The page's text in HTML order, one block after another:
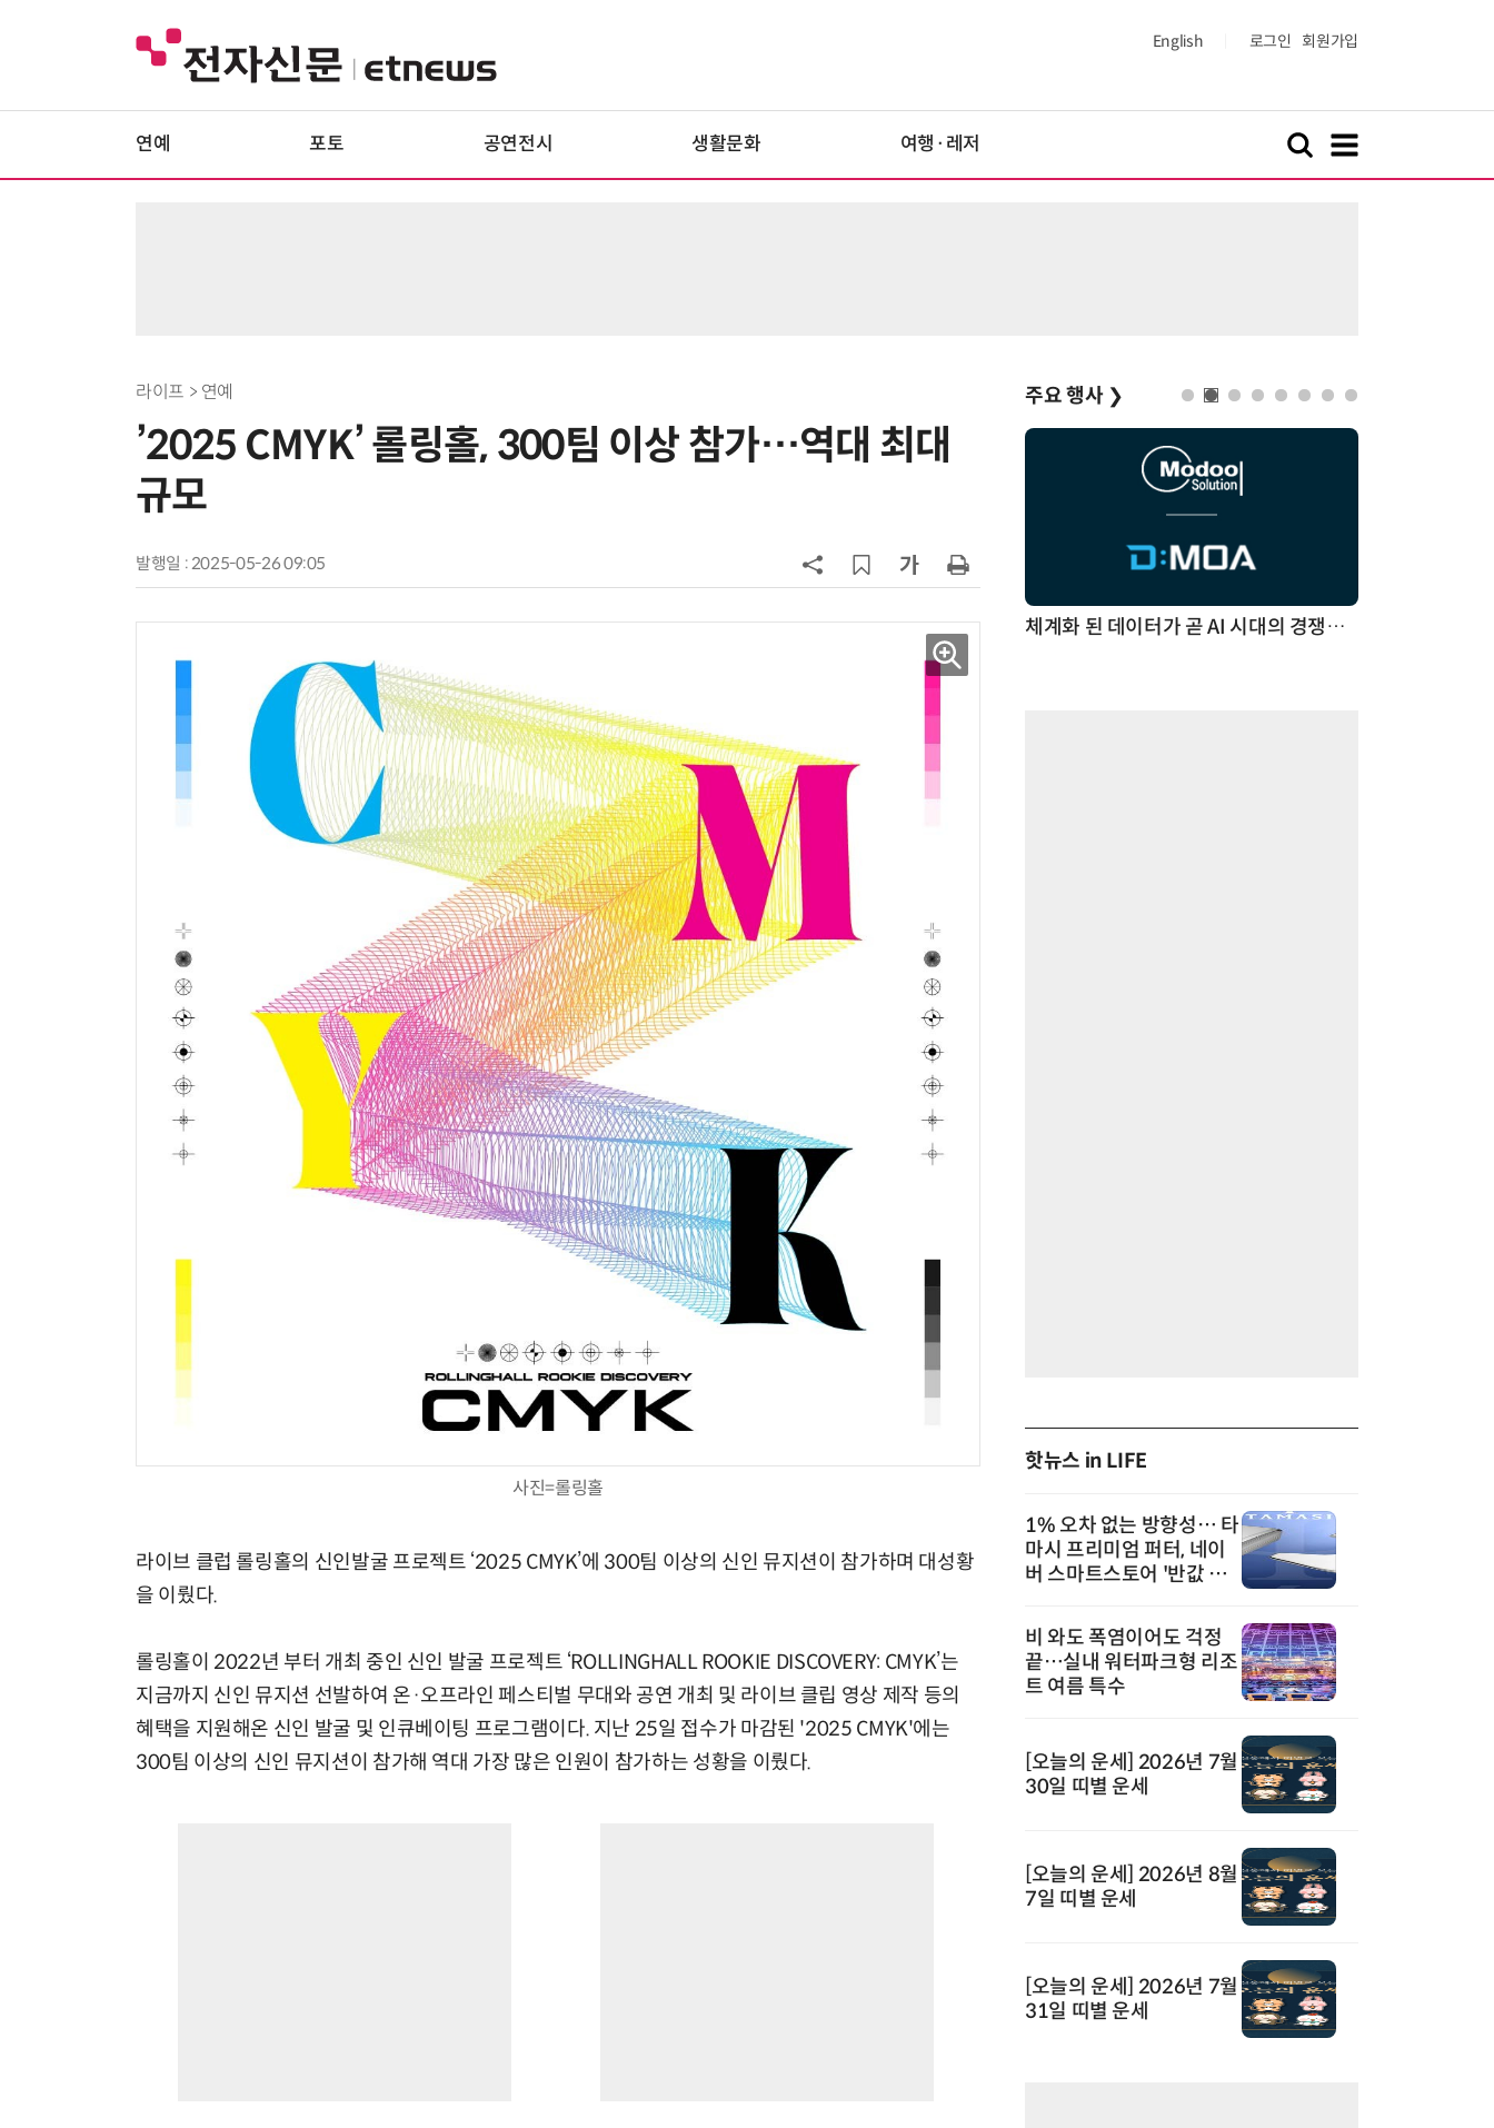
English 로그인 회원가입
연예 포토 공연전시 생활문화 여행·레저
라이프 > 연예
’2025 CMYK’ 롤링홀, 300팀 이상 참가…역대 최대
규모
발행일 : 2025-05-26 09:05
사진=롤링홀
라이브 클럽 롤링홀의 신인발굴 프로젝트 ‘2025 CMYK’에 300팀 이상의 신인 뮤지션이 참가하며 대성황
을 이뤘다.
롤링홀이 2022년 부터 개최 중인 신인 발굴 프로젝트 ‘ROLLINGHALL ROOKIE DISCOVERY: CMYK’는
지금까지 신인 뮤지션 선발하여 온·오프라인 페스티벌 무대와 공연 개최 및 라이브 클립 영상 제작 등의
혜택을 지원해온 신인 발굴 및 인큐베이팅 프로그램이다. 지난 25일 접수가 마감된 '2025 CMYK'에는
300팀 이상의 신인 뮤지션이 참가해 역대 가장 많은 인원이 참가하는 성황을 이뤘다.
주요 행사 ❯
AI Native Enterprise를 지원하는 AI Ready Data 플랫폼 활용 전략 AI 시대의 옵저버빌리티: GPU·LLM 모니터링부터 AI 기반 장애 대응까지 체계화 된 데이터가 곧 AI 시대의 경쟁력이다
핫뉴스 in LIFE
1% 오차 없는 방향성… 타
마시 프리미엄 퍼터, 네이
버 스마트스토어 '반값 할
비 와도 폭염이어도 걱정
끝…실내 워터파크형 리조
트 여름 특수
[오늘의 운세] 2026년 7월
30일 띠별 운세
[오늘의 운세] 2026년 8월
7일 띠별 운세
[오늘의 운세] 2026년 7월
31일 띠별 운세